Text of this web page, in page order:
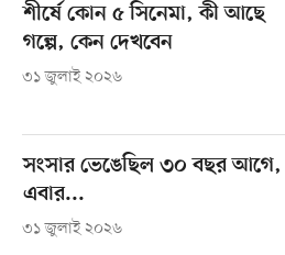
শীর্ষে কোন ৫ সিনেমা, কী আছে
গল্পে, কেন দেখবেন
৩১ জুলাই ২০২৬
সংসার ভেঙেছিল ৩০ বছর আগে,
এবার...
৩১ জুলাই ২০২৬